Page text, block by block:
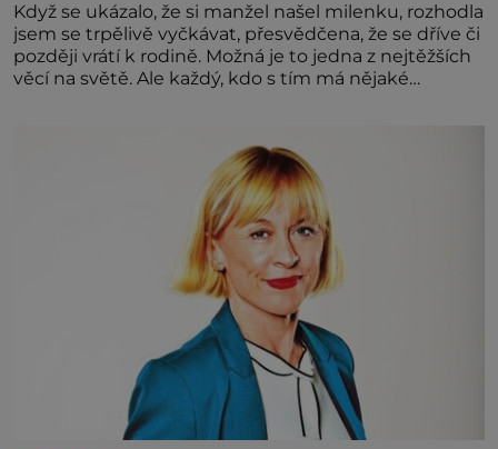
Když se ukázalo, že si manžel našel milenku, rozhodla
jsem se trpělivě vyčkávat, přesvědčena, že se dříve či
později vrátí k rodině. Možná je to jedna z nejtěžších
věcí na světě. Ale každý, kdo s tím má nějaké